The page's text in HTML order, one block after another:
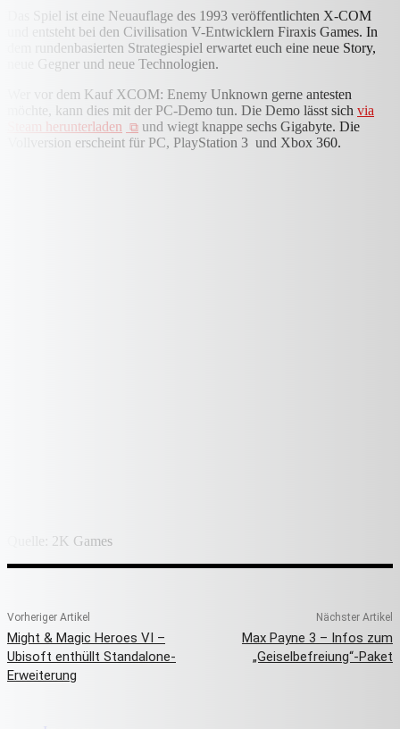
Das Spiel ist eine Neuauflage des 1993 veröffentlichten X-COM
und entsteht bei den Civilisation V-Entwicklern Firaxis Games. In
dem rundenbasierten Strategiespiel erwartet euch eine neue Story,
neue Gegner und neue Technologien.
Wer vor dem Kauf XCOM: Enemy Unknown gerne antesten
möchte, kann dies mit der PC-Demo tun. Die Demo lässt sich via
Steam herunterladen
und wiegt knappe sechs Gigabyte. Die
Vollversion erscheint für PC, PlayStation 3 und Xbox 360.
Quelle: 2K Games
Vorheriger Artikel
Might & Magic Heroes VI –
Ubisoft enthüllt Standalone-
Erweiterung
Nächster Artikel
Max Payne 3 – Infos zum
„Geiselbefreiung“-Paket